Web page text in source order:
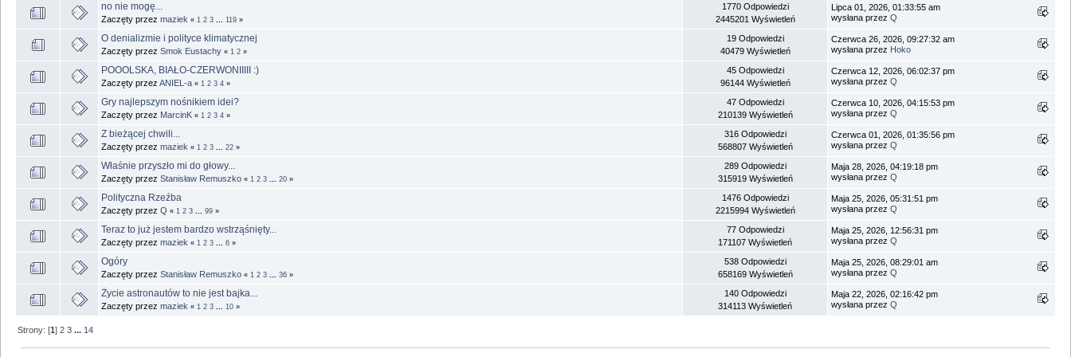
no nie mogę...
Zaczęty przez maziek « 1 2 3 ... 119 »
1770 Odpowiedzi
2445201 Wyświetleń
Lipca 01, 2026, 01:33:55 am
wysłana przez Q
O denializmie i polityce klimatycznej
Zaczęty przez Smok Eustachy « 1 2 »
19 Odpowiedzi
40479 Wyświetleń
Czerwca 26, 2026, 09:27:32 am
wysłana przez Hoko
POOOLSKA, BIAŁO-CZERWONIIIII :)
Zaczęty przez ANIEL-a « 1 2 3 4 »
45 Odpowiedzi
96144 Wyświetleń
Czerwca 12, 2026, 06:02:37 pm
wysłana przez Q
Gry najlepszym nośnikiem idei?
Zaczęty przez MarcinK « 1 2 3 4 »
47 Odpowiedzi
210139 Wyświetleń
Czerwca 10, 2026, 04:15:53 pm
wysłana przez Q
Z bieżącej chwili...
Zaczęty przez maziek « 1 2 3 ... 22 »
316 Odpowiedzi
568807 Wyświetleń
Czerwca 01, 2026, 01:35:56 pm
wysłana przez Q
Właśnie przyszło mi do głowy...
Zaczęty przez Stanisław Remuszko « 1 2 3 ... 20 »
289 Odpowiedzi
315919 Wyświetleń
Maja 28, 2026, 04:19:18 pm
wysłana przez Q
Polityczna Rzeźba
Zaczęty przez Q « 1 2 3 ... 99 »
1476 Odpowiedzi
2215994 Wyświetleń
Maja 25, 2026, 05:31:51 pm
wysłana przez Q
Teraz to już jestem bardzo wstrząśnięty...
Zaczęty przez maziek « 1 2 3 ... 6 »
77 Odpowiedzi
171107 Wyświetleń
Maja 25, 2026, 12:56:31 pm
wysłana przez Q
Ogóry
Zaczęty przez Stanisław Remuszko « 1 2 3 ... 36 »
538 Odpowiedzi
658169 Wyświetleń
Maja 25, 2026, 08:29:01 am
wysłana przez Q
Życie astronautów to nie jest bajka...
Zaczęty przez maziek « 1 2 3 ... 10 »
140 Odpowiedzi
314113 Wyświetleń
Maja 22, 2026, 02:16:42 pm
wysłana przez Q
Strony: [1]2 3 ... 14